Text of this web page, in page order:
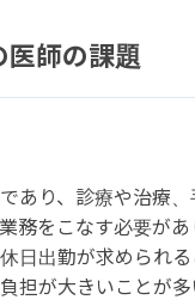
医師の課題
あり、診療や治療
務をこなす必要が
日出勤が求められ
担が大きいことが多